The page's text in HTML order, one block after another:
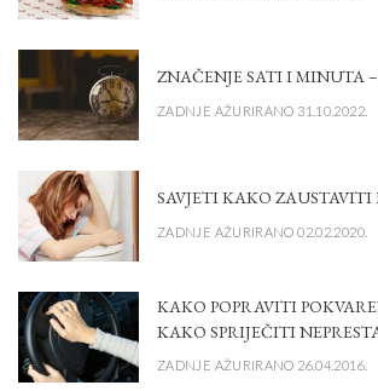
ZNAČENJE SATI I MINUTA
ZADNJE AŽURIRANO 31.10.2022.
SAVJETI KAKO ZAUSTAVITI
ZADNJE AŽURIRANO 02.02.2020.
KAKO POPRAVITI
KAKO SPRIJEČITI
ZADNJE AŽURIRANO 26.04.2016.